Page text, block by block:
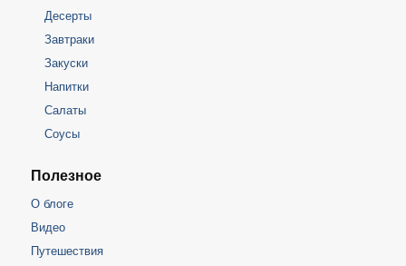
Десерты
Завтраки
Закуски
Напитки
Салаты
Соусы
Полезное
О блоге
Видео
Путешествия